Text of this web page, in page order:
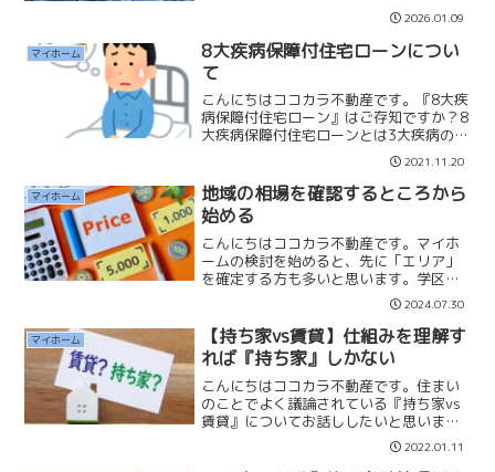
わかりませんが、今多くのマンションで
管理費・修繕積立金の改定の話が出てい
ます。なぜ管理費・修繕積...
2026.01.09
マイホーム
8大疾病保障付住宅ローンについ
て
こんにちはココカラ不動産です。『8大疾
病保障付住宅ローン』はご存知ですか？8
大疾病保障付住宅ローンとは3大疾病の
『がん』※上皮内ガンを除く『急性心筋
梗塞』『脳卒中』と５つの重度慢性疾患
『高血圧性疾患』『慢性腎不全』『慢性
膵炎』『糖尿病』『肝...
2021.11.20
マイホーム
地域の相場を確認するところから
始める
こんにちはココカラ不動産です。マイホ
ームの検討を始めると、先に「エリア」
を確定する方も多いと思います。学区や
保育園の問題、どうしても住みたい場所
があるのなら良いのですが、自由に選べ
る状況でもあるのにエリアを定めてしま
う方もいます。私はエリア...
2024.07.30
マイホーム
【持ち家vs賃貸】仕組みを理解す
れば『持ち家』しかない
こんにちはココカラ不動産です。住まい
のことでよく議論されている『持ち家vs
賃貸』についてお話ししたいと思いま
す。私はこの議論がされるのは断片的な
所を切り取り『損得』を争っているから
2022.01.11